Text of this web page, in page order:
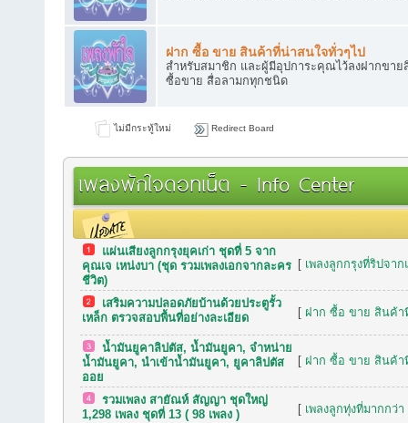
ฝาก ซื้อ ขาย สินค้าที่น่าสนใจทั่วๆไป
สำหรับสมาชิก และผู้มีอุปการะคุณไว้ลงฝากขา
ซื้อขาย สื่อลามกทุกชนิด
ไม่มีกระทู้ใหม่ Redirect Board
เพลงพักใจดอทเน็ต - Info Center
กระทู้เมื่อเร็วๆ นี้
แผ่นเสียงลูกกรุงยุคเก่า ชุดที่ 5 จาก
คุณเจ เหน่งบา (ชุด รวมเพลงเอกจากละคร
ชีวิต)
[ เพลงลูกกรุงที่ริปจาก
เสริมความปลอดภัยบ้านด้วยประตูรั้ว
เหล็ก ตรวจสอบพื้นที่อย่างละเอียด
[ ฝาก ซื้อ ขาย สินค้า
น้ำมันยูคาลิปตัส, น้ำมันยูคา, จำหน่าย
น้ำมันยูคา, นำเข้าน้ำมันยูคา, ยูคาลิปตัส
ออย
[ ฝาก ซื้อ ขาย สินค้า
รวมเพลง สายัณห์ สัญญา ชุดใหญ่
1,298 เพลง ชุดที่ 13 ( 98 เพลง )
[ เพลงลูกทุ่งที่มากกว่า